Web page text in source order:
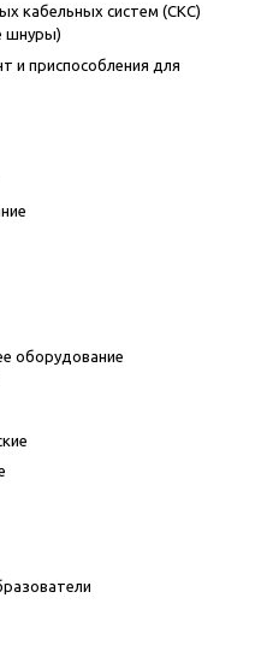
кабельных систем (СКС)
шнуры)
и приспособления для
оборудование